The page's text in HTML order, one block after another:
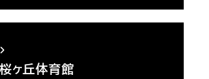
ヶ丘体育館